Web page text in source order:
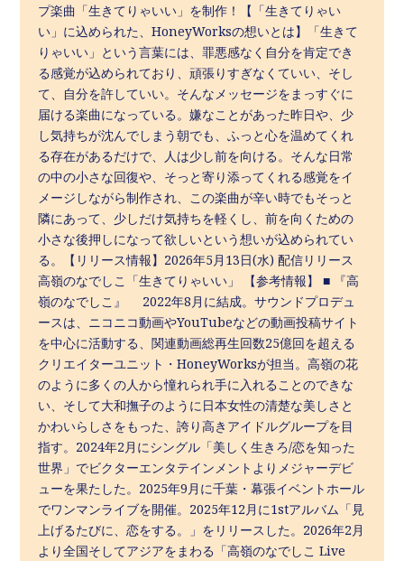
プ楽曲「生きてりゃいい」を制作！【「生きてりゃい
い」に込められた、HoneyWorksの想いとは】「生きて
りゃいい」という言葉には、罪悪感なく自分を肯定でき
る感覚が込められており、頑張りすぎなくていい、そし
て、自分を許していい。そんなメッセージをまっすぐに
届ける楽曲になっている。嫌なことがあった昨日や、少
し気持ちが沈んでしまう朝でも、ふっと心を温めてくれ
る存在があるだけで、人は少し前を向ける。そんな日常
の中の小さな回復や、そっと寄り添ってくれる感覚をイ
メージしながら制作され、この楽曲が辛い時でもそっと
隣にあって、少しだけ気持ちを軽くし、前を向くための
小さな後押しになって欲しいという想いが込められてい
る。【リリース情報】2026年5月13日(水) 配信リリース
高嶺のなでしこ「生きてりゃいい」 【参考情報】 ■ 『高
嶺のなでしこ』 2022年8月に結成。サウンドプロデュ
ースは、ニコニコ動画やYouTubeなどの動画投稿サイト
を中心に活動する、関連動画総再生回数25億回を超える
クリエイターユニット・HoneyWorksが担当。高嶺の花
のように多くの人から憧れられ手に入れることのできな
い、そして大和撫子のように日本女性の清楚な美しさと
かわいらしさをもった、誇り高きアイドルグループを目
指す。2024年2月にシングル「美しく生きろ/恋を知った
世界」でビクターエンタテインメントよりメジャーデビ
ューを果たした。2025年9月に千葉・幕張イベントホール
でワンマンライブを開催。2025年12月に1stアルバム「見
上げるたびに、恋をする。」をリリースした。2026年2月
より全国そしてアジアをまわる「高嶺のなでしこ Live